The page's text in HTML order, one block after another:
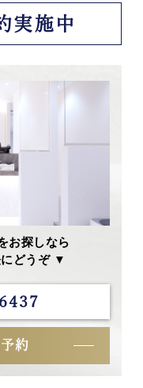
実施中
お探しなら
どうぞ ▼
約